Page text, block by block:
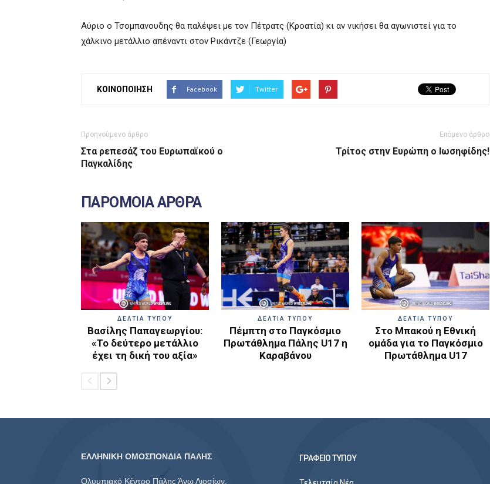
Αύριο ο Τσομπανουδης θα παλέψει με τον Πέτρατς (Κροατία) κι αν νικήσει θα αγωνιστεί για το
χάλκινο μετάλλιο απέναντι στον Ρικάντζε (Γεωργία)
ΚΟΙΝΟΠΟΙΗΣΗ Facebook Twitter
Προηγούμενο άρθρο
Στα ρεπεσάζ του Ευρωπαϊκού ο
Παγκαλίδης
Επόμενο άρθρο
Τρίτος στην Ευρώπη ο Ιωσηφίδης!
ΠΑΡΟΜΟΙΑ ΑΡΘΡΑ
ΔΕΛΤΙΑ ΤΥΠΟΥ
Βασίλης Παπαγεωργίου:
«Το δεύτερο μετάλλιο
έχει τη δική του αξία»
ΔΕΛΤΙΑ ΤΥΠΟΥ
Πέμπτη στο Παγκόσμιο
Πρωτάθλημα Πάλης U17 η
Καραβάνου
ΔΕΛΤΙΑ ΤΥΠΟΥ
Στο Μπακού η Εθνική
ομάδα για το Παγκόσμιο
Πρωτάθλημα U17
ΕΛΛΗΝΙΚΗ ΟΜΟΣΠΟΝΔΙΑ ΠΑΛΗΣ
Ολυμπιακό Κέντρο Πάλης Άνω Λιοσίων,
ΓΡΑΦΕΙΟ ΤΥΠΟΥ